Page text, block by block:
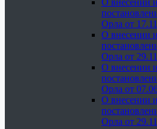
О внесении
Орла от
О внесении
Орла от
О внесении
Орла от
О внесении
Орла от